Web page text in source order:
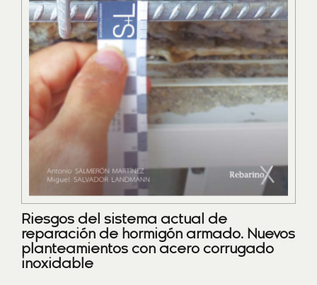
Riesgos del sistema actual de
reparación de hormigón armado. Nuevos
planteamientos con acero corrugado
inoxidable